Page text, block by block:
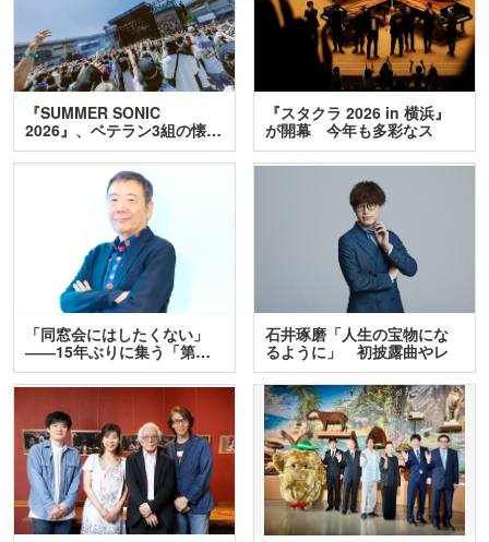
『SUMMER SONIC
2026』、ベテラン3組の懐…
『スタクラ 2026 in 横浜』
が開幕 今年も多彩なス
テ…
「同窓会にはしたくない」
――15年ぶりに集う「第…
石井琢磨「人生の宝物にな
るように」 初披露曲やレ
ア…